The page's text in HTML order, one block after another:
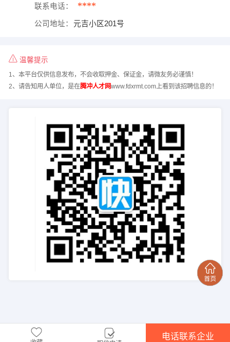
联系电话： ****
公司地址： 元吉小区201号
温馨提示
1、本平台仅供信息发布，不会收取押金、保证金，请微友务必谨慎！
2、请告知用人单位，是在腾冲人才网www.fdxrmt.com上看到该招聘信息的！
电话联系企业